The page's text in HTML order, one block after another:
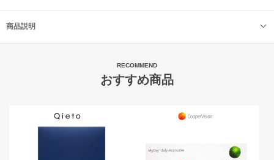
商品説明
RECOMMEND
おすすめ商品